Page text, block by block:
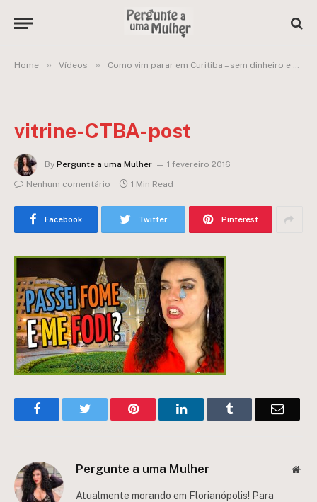
Home » Vídeos » Como vim parar em Curitiba – sem dinheiro e apaixonada?
vitrine-CTBA-post
By Pergunte a uma Mulher
1 fevereiro 2016
Nenhum comentário
1 Min Read
Facebook Twitter Pinterest
FacebookTwitter Pinterest LinkedInTumblr Email
Pergunte a uma Mulher
Atualmente morando em Florianópolis! Para